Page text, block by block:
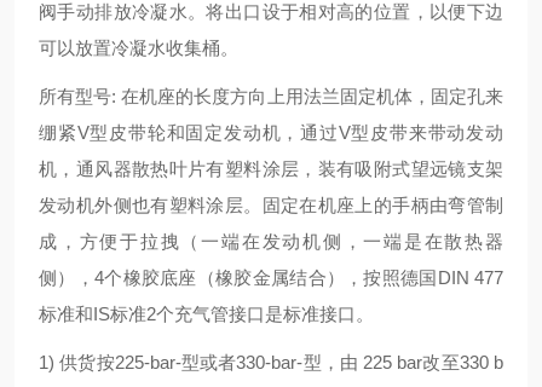
阀手动排放冷凝水。将出口设于相对高的位置，以便下边
可以放置冷凝水收集桶。
所有型号: 在机座的长度方向上用法兰固定机体，固定孔来
绷紧V型皮带轮和固定发动机，通过V型皮带来带动发动
机，通风器散热叶片有塑料涂层，装有吸附式望远镜支架
发动机外侧也有塑料涂层。固定在机座上的手柄由弯管制
成，方便于拉拽（一端在发动机侧，一端是在散热器
侧），4个橡胶底座（橡胶金属结合），按照德国DIN 477
标准和IS标准2个充气管接口是标准接口。
1) 供货按225-bar-型或者330-bar-型，由 225 bar改至330 b